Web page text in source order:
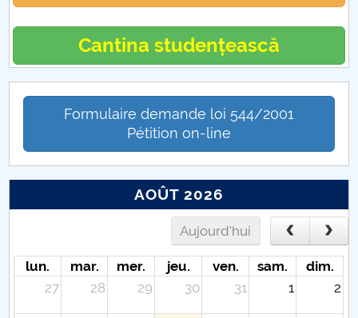
Cantina studențească
Formulaire demande loi 544/2001
Pétition on-line
AOÛT 2026
Aujourd'hui
lun. mar. mer. jeu. ven. sam.
dim.
27
28 29 30 31 1 2